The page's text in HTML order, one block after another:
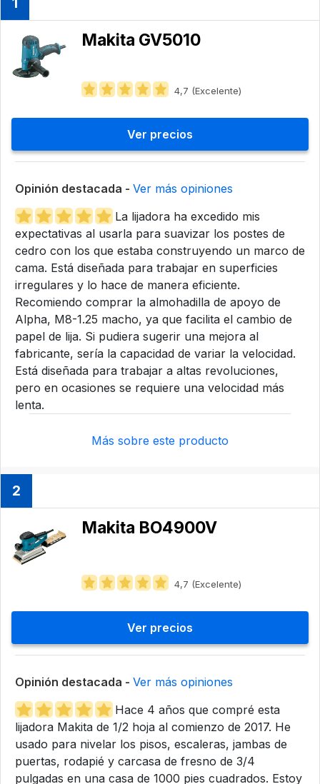
Makita GV5010
4,7 (Excelente)
Ver precios
Opinión destacada - Ver más opiniones
La lijadora ha excedido mis
expectativas al usarla para suavizar los postes de
cedro con los que estaba construyendo un marco de
cama. Está diseñada para trabajar en superficies
irregulares y lo hace de manera eficiente.
Recomiendo comprar la almohadilla de apoyo de
Alpha, M8-1.25 macho, ya que facilita el cambio de
papel de lija. Si pudiera sugerir una mejora al
fabricante, sería la capacidad de variar la velocidad.
Está diseñada para trabajar a altas revoluciones,
pero en ocasiones se requiere una velocidad más
lenta.
Más sobre este producto
2
Makita BO4900V
4,7 (Excelente)
Ver precios
Opinión destacada - Ver más opiniones
Hace 4 años que compré esta
lijadora Makita de 1/2 hoja al comienzo de 2017. He
usado para nivelar los pisos, escaleras, jambas de
puertas, rodapié y carcasa de fresno de 3/4
pulgadas en una casa de 1000 pies cuadrados. Estoy